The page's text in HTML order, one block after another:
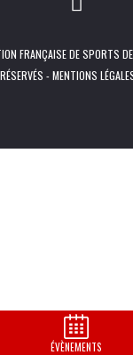
FRANÇAISE DE SPORTS
-MENTIONS
ÉVÈNEMENTS